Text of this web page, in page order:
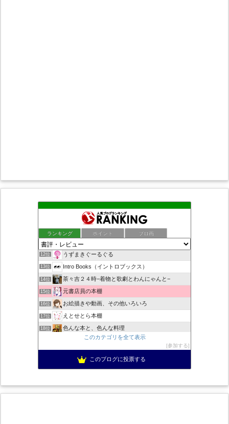
ランキング ポイント ブロ画
ちばらぎの歴史や話題 千葉ロッテと本レビュー
10位 また、本の話をしてる
11位 人生に失敗しないために！ - らいあんの独り言
12位 うずまきぐーるぐる
13位 Intro Books（イントロブックス）
14位 茶々吉２４時−着物と歌劇とわんにゃんと−
15位 元書店員の本棚
16位 お絵描きや動画、その他いろいろ
17位 えとせとら本棚
18位 色んな本と、色んな料理
50歳から始めるアニメ漫画ゲームなど
読む!観る!聴く!!
このカテゴリを全て表示
参加する
このブログに投票する